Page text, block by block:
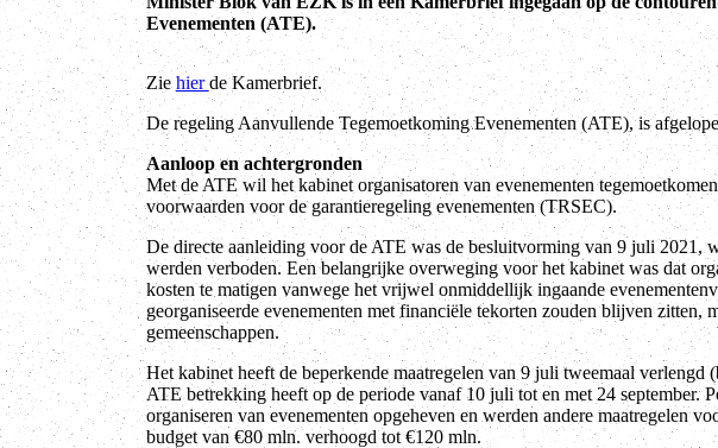
Evenementen (ATE).
Ziehierde Kamerbrief.
De regeling Aanvullende Tegemoetkoming Evenementen (ATE), is
Aanloop en achtergronden
Met de ATE wil het kabinet organisatoren van evenementen
voorwaarden voor de garantieregeling evenementen (TRSEC).
De directe aanleiding voor de ATE was de besluitvorming van 9 juli 2021,
werden verboden. Een belangrijke overweging voor het kabinet was dat
kosten te matigen vanwege het vrijwel onmiddellijk ingaande
georganiseerde evenementen met financiële tekorten zouden blijven
gemeenschappen.
Het kabinet heeft de beperkende maatregelen van 9 juli tweemaal
ATE betrekking heeft op de periode vanaf 10 juli tot en met 24 september.
organiseren van evenementen opgeheven en werden andere maatregelen
budget van €80 mln. verhoogd tot €120 mln.